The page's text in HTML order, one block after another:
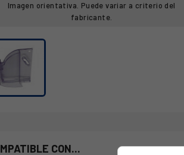
Imagen orientativa. Puede variar a criterio del
fabricante.
CON...